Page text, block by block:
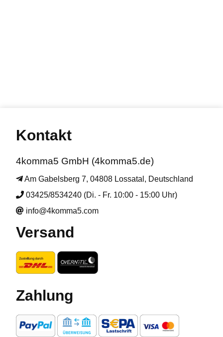
Kontakt
4komma5 GmbH (4komma5.de)
Am Gabelsberg 7, 04808 Lossatal, Deutschland
03425/8534240 (Di. - Fr. 10:00 - 15:00 Uhr)
info@4komma5.com
Versand
Zahlung